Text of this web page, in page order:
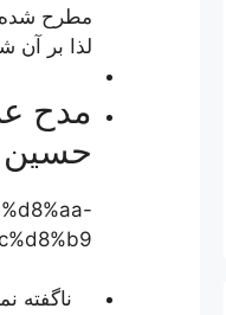
مطرح شده
لذا بر آن
مدح
ناگفته